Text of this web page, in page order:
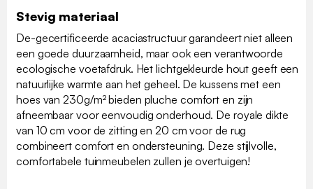
Stevig materiaal
De-gecertificeerde acaciastructuur garandeert niet alleen
een goede duurzaamheid, maar ook een verantwoorde
ecologische voetafdruk. Het lichtgekleurde hout geeft een
natuurlijke warmte aan het geheel. De kussens met een
hoes van 230g/m² bieden pluche comfort en zijn
afneembaar voor eenvoudig onderhoud. De royale dikte
van 10 cm voor de zitting en 20 cm voor de rug
combineert comfort en ondersteuning. Deze stijlvolle,
comfortabele tuinmeubelen zullen je overtuigen!